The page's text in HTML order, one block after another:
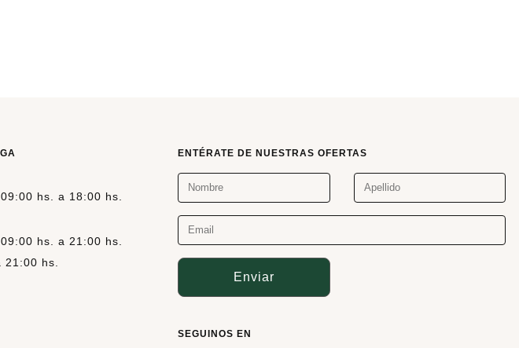
hs. a 18:00 hs.
hs. a 21:00 hs.
21:00 hs.
ENTÉRATE DE NUESTRAS OFERTAS
Enviar
SEGUINOS EN